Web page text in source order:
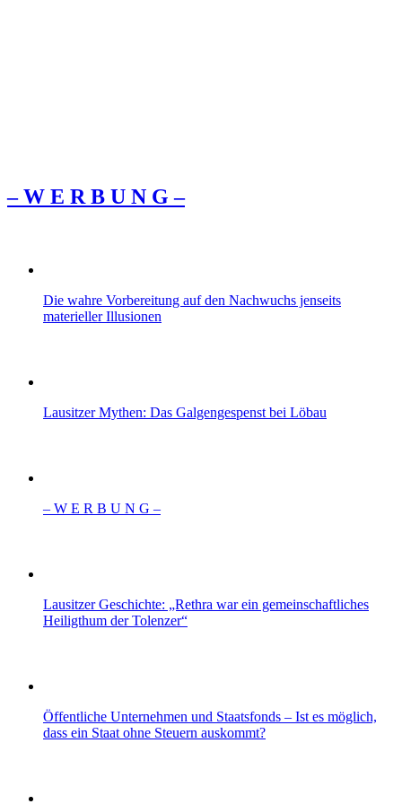
– W Ε R Β U Ν G –
Die wahre Vorbereitung auf den Nachwuchs jenseits
materieller Illusionen
Lausitzer Mythen: Das Galgengespenst bei Löbau
– W Ε R Β U Ν G –
Lausitzer Geschichte: „Rethra war ein gemeinschaftliches
Heiligthum der Tolenzer“
Öffentliche Unternehmen und Staatsfonds – Ist es möglich,
dass ein Staat ohne Steuern auskommt?